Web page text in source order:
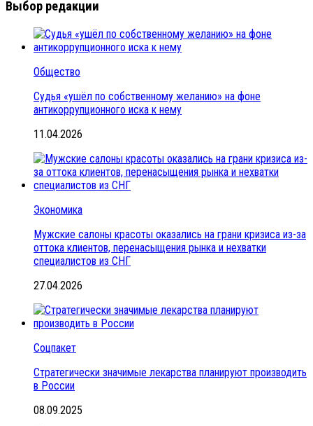
Выбор редакции
Общество
Судья «ушёл по собственному желанию» на фоне
антикоррупционного иска к нему
11.04.2026
Экономика
Мужские салоны красоты оказались на грани кризиса из-за
оттока клиентов, перенасыщения рынка и нехватки
специалистов из СНГ
27.04.2026
Соцпакет
Стратегически значимые лекарства планируют производить
в России
08.09.2025